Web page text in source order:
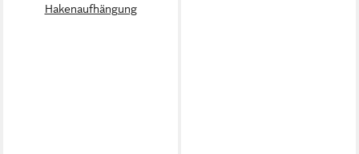
Hakenaufhängung